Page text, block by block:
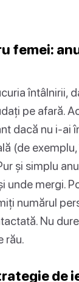
femei:
întâlnirii,
pe afară.
dacă nu i-ai
(de
și simplu
unde mergi.
numărul
Nu
rău.
de